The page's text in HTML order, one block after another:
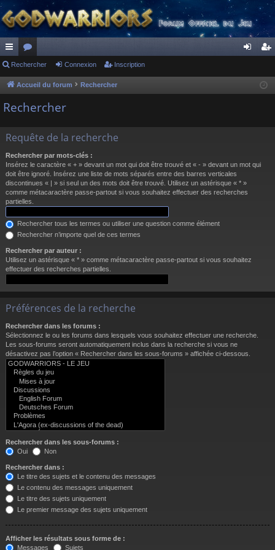
ac
co
ur
s
or
u
m
cri
Rechercher Connexion Inscription
Accueil du forum Rechercher
Rechercher
Requête de la recherche
Rechercher par mots-clés :
Insérez le caractère « + » devant un mot qui doit être trouvé et « - » devant un mot qui
doit être ignoré. Insérez une liste de mots séparés entre des barres verticales
discontinues « | » si seul un des mots doit être trouvé. Utilisez un astérisque « * »
comme métacaractère passe-partout si vous souhaitez effectuer des recherches
partielles.
Rechercher tous les termes ou utiliser une question comme élément
Rechercher n’importe quel de ces termes
Rechercher par auteur :
Utilisez un astérisque « * » comme métacaractère passe-partout si vous souhaitez
effectuer des recherches partielles.
Préférences de la recherche
Rechercher dans les forums :
Sélectionnez le ou les forums dans lesquels vous souhaitez effectuer une recherche.
Les sous-forums seront automatiquement inclus dans la recherche si vous ne
désactivez pas l’option « Rechercher dans les sous-forums » affichée ci-dessous.
Rechercher dans les sous-forums :
Oui
Non
Rechercher dans :
Le titre des sujets et le contenu des messages
Le contenu des messages uniquement
Le titre des sujets uniquement
Le premier message des sujets uniquement
Afficher les résultats sous forme de :
Messages
Sujets